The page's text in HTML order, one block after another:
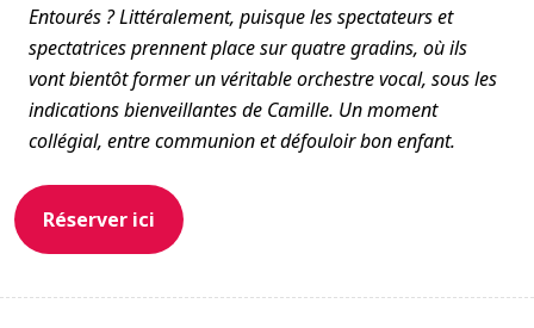
Entourés ? Littéralement, puisque les spectateurs et
spectatrices prennent place sur quatre gradins, où ils
vont bientôt former un véritable orchestre vocal, sous les
indications bienveillantes de Camille. Un moment
collégial, entre communion et défouloir bon enfant.
Réserver ici